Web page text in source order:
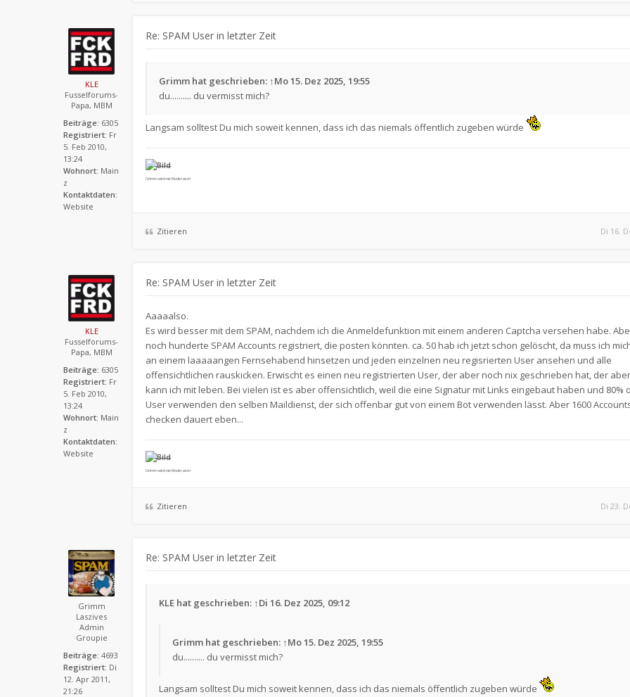
KLE
Fusselforums-
Papa, MBM
Beiträge: 6305
Registriert: Fr
5. Feb 2010,
13:24
Wohnort: Main
z
Kontaktdaten:
Website
Re: SPAM User in letzter Zeit
Grimm hat geschrieben: ↑Mo 15. Dez 2025, 19:55
du.......... du vermisst mich?
Langsam solltest Du mich soweit kennen, dass ich das niemals öffentlich zugeben würde
Grimm wird nie Moderator!
Zitieren Di 16.
KLE
Fusselforums-
Papa, MBM
Beiträge: 6305
Registriert: Fr
5. Feb 2010,
13:24
Wohnort: Main
z
Kontaktdaten:
Website
Re: SPAM User in letzter Zeit
Aaaaalso.
Es wird besser mit dem SPAM, nachdem ich die Anmeldefunktion mit einem anderen Captcha versehen habe.
noch hunderte SPAM Accounts registriert, die posten könnten. ca. 50 hab ich jetzt schon gelöscht, da muss ich
an einem laaaaangen Fernsehabend hinsetzen und jeden einzelnen neu regisrierten User ansehen und alle
offensichtlichen rauskicken. Erwischt es einen neu registrierten User, der aber noch nix geschrieben hat, der
kann ich mit leben. Bei vielen ist es aber offensichtlich, weil die eine Signatur mit Links eingebaut haben und 80%
User verwenden den selben Maildienst, der sich offenbar gut von einem Bot verwenden lässt. Aber 1600
checken dauert eben...
Grimm wird nie Moderator!
Zitieren Di 23.
Grimm
Laszives
Admin
Groupie
Beiträge: 4693
Registriert: Di
12. Apr 2011,
21:26
Re: SPAM User in letzter Zeit
KLE hat geschrieben: ↑Di 16. Dez 2025, 09:12
Grimm hat geschrieben: ↑Mo 15. Dez 2025, 19:55
du.......... du vermisst mich?
Langsam solltest Du mich soweit kennen, dass ich das niemals öffentlich zugeben würde